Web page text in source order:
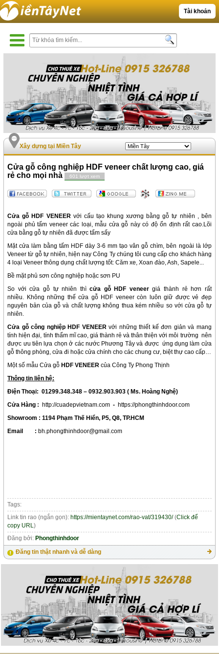
Tài khoản
Xây dựng tại Miền Tây
Cửa gỗ công nghiệp HDF veneer chất lượng cao, giá
rẻ cho mọi nhà
601 lượt xem
Cửa gỗ HDF VENEERvới cấu tạo khung xương bằng gỗ tự nhiên , bên
ngoài phủ tấm veneer các loại, mẫu cửa gỗ này có độ ổn định rất cao.Lõi
cửa bằng gỗ tự nhiên đã được tẩm sấy
Mặt cửa làm bằng tấm HDF dày 3-6 mm tạo vân gỗ chìm, bên ngoài là lớp
Veneer từ gỗ tự nhiên, hiện nay Công Ty chúng tôi cung cấp cho khách hàng
4 loại Veneer thông dụng chất lượng tốt: Căm xe, Xoan đào, Ash, Sapele...
Bề mặt phủ sơn công nghiệp hoặc sơn PU
So với cửa gỗ tự nhiên thìcửa gỗ HDF veneergiá thành rẻ hơn rất
nhiều. Không những thếcửa gỗ HDF veneercòn luôn giữ được vẻ đẹp
nguyên bản của gỗ và chất lượng không thua kém nhiều so với cửa gỗ tự
nhiên.
Cửa gỗ công nghiệp HDF VENEERvới những thiết kế đơn giản và mang
tính hiện đại, tính thẩm mĩ cao, giá thành rẻ và thân thiện với môi trường nên
được ưu tiên lựa chọn ở các nước Phương Tây và được ứng dụng làm cửa
gỗ thông phòng, cửa đi hoặc cửa chính cho các chung cư, biệt thự cao cấp…
Một số mẫu Cửa gỗ HDF VENEER của Công Ty Phong Thịnh
Thông tin liên hệ:
Điện Thoại: 01299.348.348 – 0932.903.903 ( Ms. Hoàng Nghệ)
Cửa Hàng : http://cuadepvietnam.com - https://phongthinhdoor.com
Showroom :1194 Phạm Thế Hiển, P5, Q8, TP.HCM
Email : bh.phongthinhdoor@gmail.com
Tags:
Link tin rao (ngắn gọn): https://mientaynet.com/rao-vat/319430/(Click để
copy URL)
Đăng bởi: Phongthinhdoor
Đăng tin thật nhanh và dễ dàng